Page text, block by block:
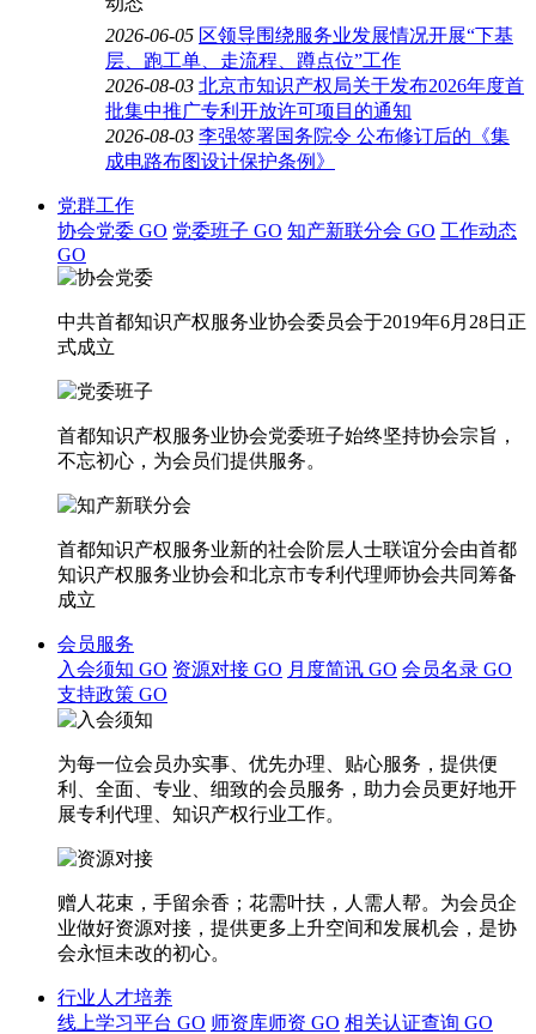
2026-06-05 区领导围绕服务业发展情况开展“下基
层、跑工单、走流程、蹲点位”工作
2026-08-03 北京市知识产权局关于发布2026年度首
批集中推广专利开放许可项目的通知
2026-08-03 李强签署国务院令 公布修订后的《集
成电路布图设计保护条例》
党群工作
协会党委 GO 党委班子 GO 知产新联分会 GO 工作动态
GO
中共首都知识产权服务业协会委员会于2019年6月28日正
式成立
首都知识产权服务业协会党委班子始终坚持协会宗旨，
不忘初心，为会员们提供服务。
首都知识产权服务业新的社会阶层人士联谊分会由首都
知识产权服务业协会和北京市专利代理师协会共同筹备
成立
会员服务
入会须知 GO 资源对接 GO 月度简讯 GO 会员名录 GO
支持政策 GO
为每一位会员办实事、优先办理、贴心服务，提供便
利、全面、专业、细致的会员服务，助力会员更好地开
展专利代理、知识产权行业工作。
赠人花束，手留余香；花需叶扶，人需人帮。为会员企
业做好资源对接，提供更多上升空间和发展机会，是协
会永恒未改的初心。
行业人才培养
线上学习平台 GO 师资库师资 GO 相关认证查询 GO